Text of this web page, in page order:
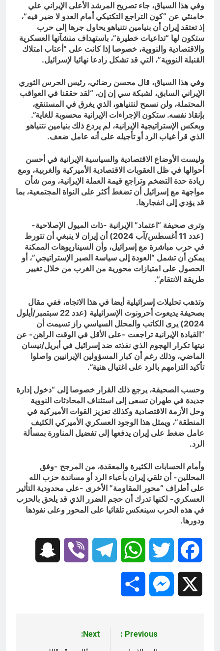
وفي هذا السياق، جاء تصريح المرشد الأعلى الإيراني علي
خامنئي عن “كون التراجع التكتيكي أمام العدو لا ضير فيه”،
إذ تعتقد إيران أن بنيامين نتنياهو يحاول جرها إلى حرب
ستكون لها “تداعيات خطيرة”، باستهداف منشآتها العسكرية
والاقتصادية والنووية، خصوصا إذا كانت على “أعتاب امتلاك
القنبلة النووية”، التي قد تشكل رادعا نهائيا لإسرائيل.
وفي هذا السياق، قال محسن رضائي، رئيس الحرس الثوري
الإيراني السابق، لشبكة سي إن إن، “لقد حققنا في العواقب
المحتملة، ولن نسمح لنتنياهو، الذي يغرق في المستنقع،
بإنقاذ نفسه. ستكون الإجراءات الإيرانية محسوبة للغاية”.
وبعكس الإستراتيجية الإيرانية، لم يردع ذلك بنيامين نتنياهو
الذي قرأ غياب الرد أو تأجيله على أنه عامل ضعف.
وليست الأوضاع الاقتصادية والسياسية الإيرانية في أحسن
أحوالها في ظل العقوبات الاقتصادية الأميركية والغربية، ومع
زيادة حدة التضخم وتراجع قيمة العملة الإيرانية، ومن شأن
مواجهة مع إسرائيل أن تضغط أكثر على النواة المجتمعية، بما
قد يؤدي إلى انفجارها.
وترى صحيفة “اعتماد” الإيرانية -ذات الميول الإصلاحية-
(عدد 11 أغسطس/آب 2024) أن إيران لا ينبغي أن تتورط
في حرب مباشرة مع إسرائيل، وأن السيناريوهات الممكنة
يمكن أن تشمل “العودة إلى سياسة الصبر الإستراتيجي”، أو
الحصول على امتيازات محورية من الغرب من خلال تغيير
طريقة الانتقام”.
وتذهب تحليلات إسرائيلية أيضا في هذا الاتجاه، ففي مقال
بصحيفة يديعوت أحرونوت الإسرائيلية (عدد 22 سبتمبر/أيلول
2024) يرى الكاتب والمحلل السياسي راز تسيمت أن
“القيادة الإيرانية تراجعت -على الأقل في الوقت الراهن- عن
نيتها تكرار الهجوم الذي نفذته ضد إسرائيل في أبريل/نيسان
الماضي، وذلك رغم أن كبار المسؤولين الإيرانيين واصلوا
تأكيد التزامهم بالرد على اغتيال هنية”.
وحسب الصحيفة، يرجع ذلك القرار خصوصا إلى “دخول إدارة
جديدة في طهران تسعى إلى استئناف المحادثات النووية
وحل الأزمة الاقتصادية وكذلك تعزيز القوات الأميركية في
المنطقة”، ويمثل هذا الوجود العسكري الأميركي الكثيف
عامل ضغط على إيران يدفعها إلى تفضيل المناورة بمسألة
الرد.
وأمام الحسابات الكثيرة والمعقدة، من المرجح -وفق
المحللين- أن تلقي إيران بأعباء الرد أو مساندة حزب الله
على أطراف “محور المقاومة” الأخرى -على محدودية التأثير
العسكري- لكنها تدرك أن حجم الضرر الذي قد يلحق بالحزب
في هذه الحرب سينعكس تلقائيا على المحور وعلى نفوذها
ودورها.
Facebook
Twitter
WhatsApp
Telegram
Viber
Messenger
Previous:
Next: